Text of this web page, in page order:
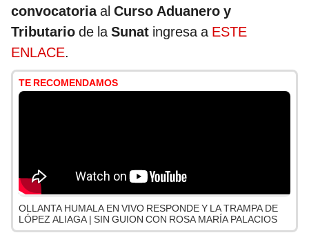
convocatoriaal Curso Aduanero y
Tributario de laSunat ingresa a ESTE
ENLACE.
TE RECOMENDAMOS
OLLANTA HUMALA EN VIVO RESPONDE Y LA TRAMPA DE
LÓPEZ ALIAGA | SIN GUION CON ROSA MARÍA PALACIOS